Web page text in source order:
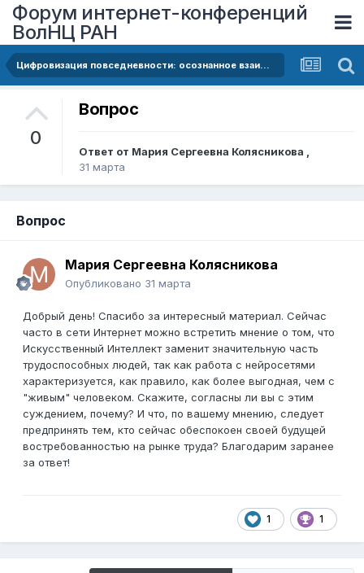
Форум интернет-конференций
ВолНЦ РАН
Цифровизация повседневности: осознанное взаимодействие человека с нейросетями
0
Вопрос
Ответ от Мария Сергеевна Колясникова ,
31 марта
Вопрос
Мария Сергеевна Колясникова
Опубликовано 31 марта
Добрый день! Спасибо за интересный материал. Сейчас
часто в сети Интернет можно встретить мнение о том, что
Искусственный Интеллект заменит значительную часть
трудоспособных людей, так как работа с нейросетями
характеризуется, как правило, как более выгодная, чем с
"живым" человеком. Скажите, согласны ли вы с этим
суждением, почему? И что, по вашему мнению, следует
предпринять тем, кто сейчас обеспокоен своей будущей
востребованностью на рынке труда? Благодарим заранее
за ответ!
1 1